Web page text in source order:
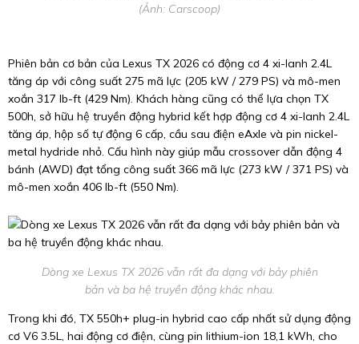
(Ảnh: Carscoop)
Phiên bản cơ bản của Lexus TX 2026 có động cơ 4 xi-lanh 2.4L
tăng áp với công suất 275 mã lực (205 kW / 279 PS) và mô-men
xoắn 317 lb-ft (429 Nm). Khách hàng cũng có thể lựa chọn TX
500h, sở hữu hệ truyền động hybrid kết hợp động cơ 4 xi-lanh 2.4L
tăng áp, hộp số tự động 6 cấp, cầu sau điện eAxle và pin nickel-
metal hydride nhỏ. Cấu hình này giúp mẫu crossover dẫn động 4
bánh (AWD) đạt tổng công suất 366 mã lực (273 kW / 371 PS) và
mô-men xoắn 406 lb-ft (550 Nm).
Dòng xe Lexus TX 2026 vẫn rất đa dạng với bảy phiên
bản và ba hệ truyền động khác nhau.
Trong khi đó, TX 550h+ plug-in hybrid cao cấp nhất sử dụng động
cơ V6 3.5L, hai động cơ điện, cùng pin lithium-ion 18,1 kWh, cho